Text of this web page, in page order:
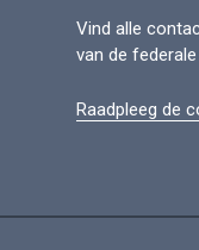
Vind alle
van de
Raadpleeg de